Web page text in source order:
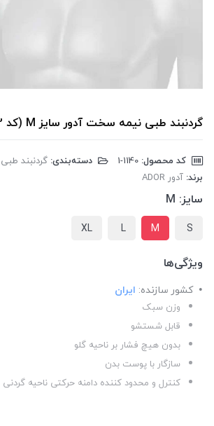
گردنبند طبی نیمه سخت آدور سایز M (کد 110072)
کد محصول: دسته‌بندی: گردنبند
برند: آدور ADOR
سایز: M
S
M
L
XL
ویژگی‌ها
کشور سازنده: ایران
وزن سبک
قابل شستشو
بدون هیچ فشار بر ناحیه گلو
سازگار با پوست بدن
کنترل و محدود کننده دامنه حرکتی ناحیه